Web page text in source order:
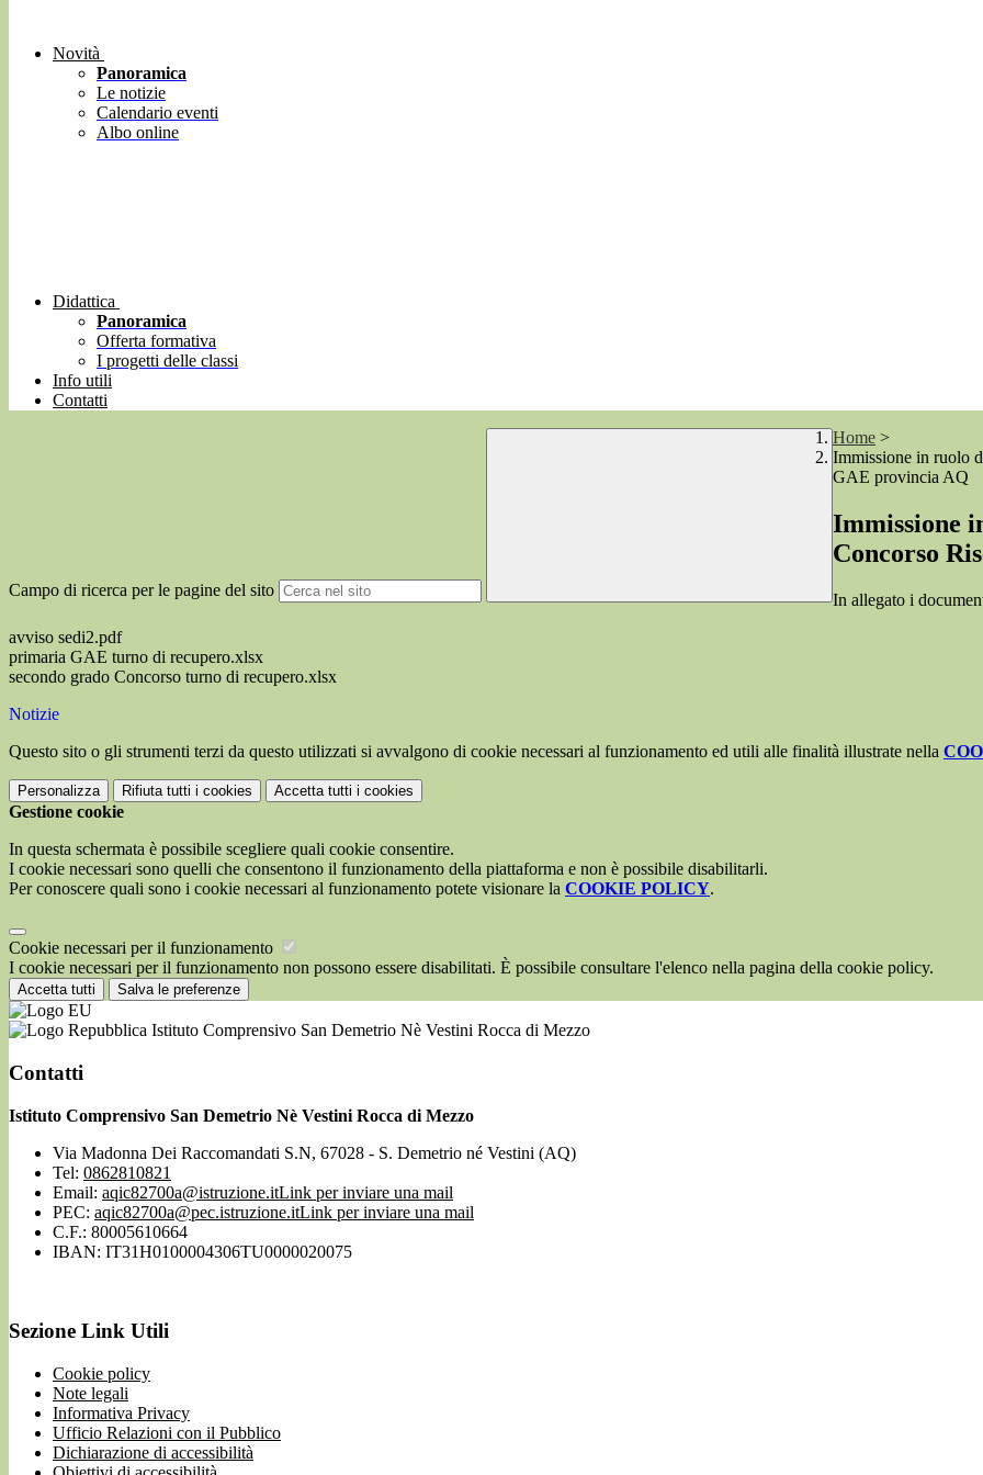
Novità
Panoramica
Le notizie
Calendario eventi
Albo online
Didattica
Panoramica
Offerta formativa
I progetti delle classi
Info utili
Contatti
Campo di ricerca per le pagine del sito
Home >
Immissione in ruolo
GAE provincia AQ
Immissione
Concorso
In allegato i
avviso sedi2.pdf
primaria GAE turno di recupero.xlsx
secondo grado Concorso turno di recupero.xlsx
Notizie
Questo sito o gli strumenti terzi da questo utilizzati si avvalgono di cookie necessari al funzionamento ed utili alle finalità illustrate nella
Personalizza Rifiuta tutti i cookies Accetta tutti i cookies
Gestione cookie
In questa schermata è possibile scegliere quali cookie consentire.
I cookie necessari sono quelli che consentono il funzionamento della piattaforma e non è possibile disabilitarli.
Per conoscere quali sono i cookie necessari al funzionamento potete visionare la COOKIE POLICY.
Cookie necessari per il funzionamento
I cookie necessari per il funzionamento non possono essere disabilitati. È possibile consultare l'elenco nella pagina della cookie policy.
Accetta tutti Salva le preferenze
Istituto Comprensivo San Demetrio Nè Vestini Rocca di Mezzo
Contatti
Istituto Comprensivo San Demetrio Nè Vestini Rocca di Mezzo
Via Madonna Dei Raccomandati S.N, 67028 - S. Demetrio né Vestini (AQ)
Tel: 0862810821
Email: aqic82700a@istruzione.itLink per inviare una mail
PEC: aqic82700a@pec.istruzione.itLink per inviare una mail
C.F.: 80005610664
IBAN: IT31H0100004306TU0000020075
Sezione Link Utili
Cookie policy
Note legali
Informativa Privacy
Ufficio Relazioni con il Pubblico
Dichiarazione di accessibilità